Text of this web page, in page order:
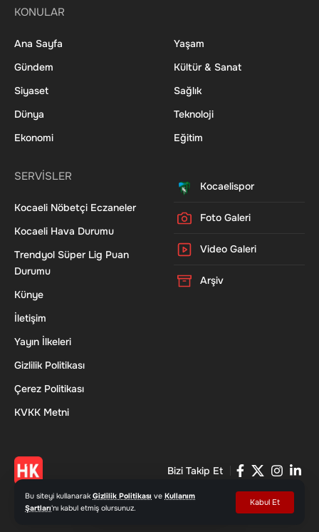
Bu siteyi kullanarakGizlilik Politikası ve Kullanım
Şartları'nı kabul etmiş olursunuz.
Kabul Et
KONULAR
Ana Sayfa
Gündem
Siyaset
Dünya
Ekonomi
Yaşam
Kültür & Sanat
Sağlık
Teknoloji
Eğitim
SERVİSLER
Kocaeli Nöbetçi Eczaneler
Kocaeli Hava Durumu
Trendyol Süper Lig Puan
Durumu
Künye
İletişim
Yayın İlkeleri
Gizlilik Politikası
Çerez Politikası
KVKK Metni
Kocaelispor
Foto Galeri
Video Galeri
Arşiv
Bizi Takip Et
© 2026 Haber Kocaeli - www.haberkocaeli.com | Tüm Hakları Saklıdır